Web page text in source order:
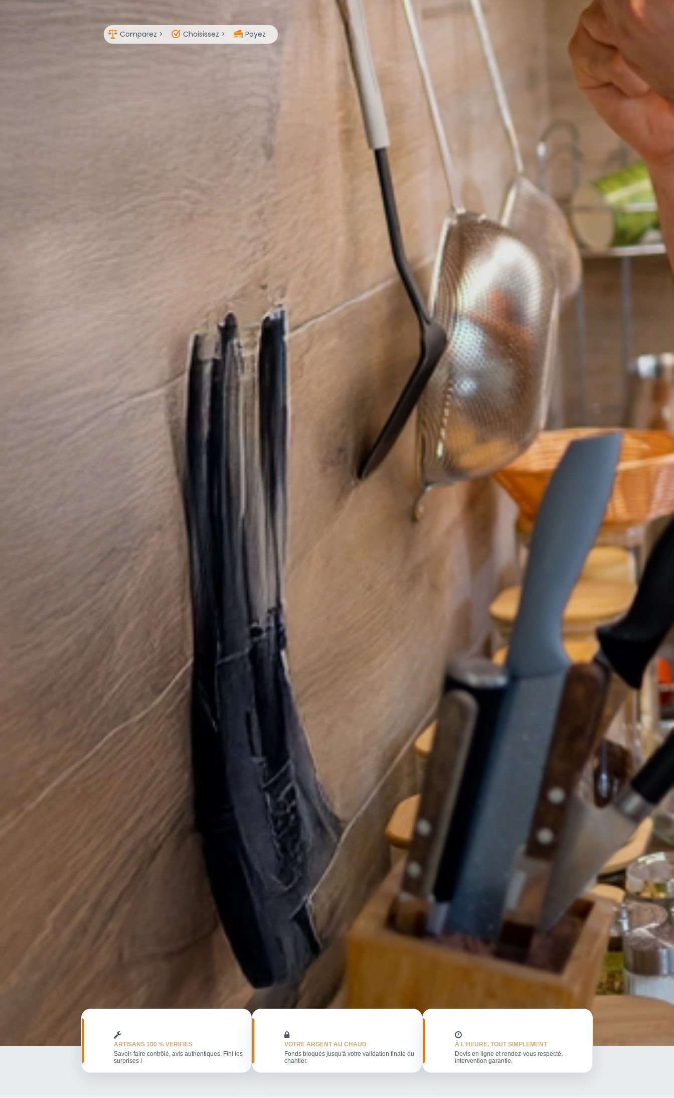
Comparez > Choisissez > Payez
ARTISANS 100 % VERIFIES
Savoir-faire contrôlé, avis authentiques. Fini les
surprises !
VOTRE ARGENT AU CHAUD
Fonds bloqués jusqu'à votre validation finale du
chantier.
À L'HEURE, TOUT SIMPLEMENT
Devis en ligne et rendez-vous respecté.
intervention garantie.